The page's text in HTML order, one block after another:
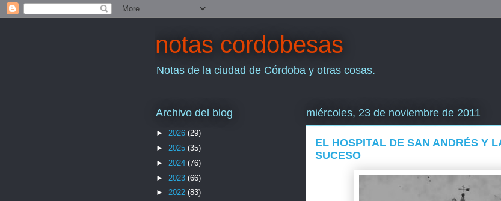
notas cordobesas
Notas de la ciudad de Córdoba y otras cosas.
miércoles, 23 de noviembre de 2011
EL HOSPITAL DE SAN ANDRÉS Y
SUCESO
Archivo del blog
► 2026 (29)
► 2025 (35)
► 2024 (76)
► 2023 (66)
► 2022 (83)